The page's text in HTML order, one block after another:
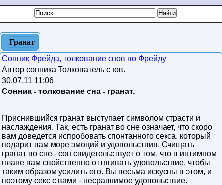
Гранат
Сонник Фрейда, толкование снов по Фрейду
Автор сонника Толкователь снов.
30.07.11 11:06
Сонник - толкование сна - гранат.
Приснившийся гранат выступает символом страсти и
наслаждения. Так, есть гранат во сне означает, что скоро
вам доведется испробовать спонтанного секса, который
подарит вам море эмоций и удовольствия. Очищать
гранат во сне - сон свидетельствует о том, что в интимном
плане вам свойственно оттягивать удовольствие, чтобы
таким образом усилить его. Вы весьма искусны в этом, и
поэтому секс с вами - несравнимое удовольствие.